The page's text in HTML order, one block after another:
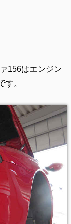
156はエンジン
。